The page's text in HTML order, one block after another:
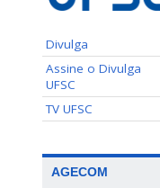
Divulga
Assine o Divulga
UFSC
TV UFSC
AGECOM